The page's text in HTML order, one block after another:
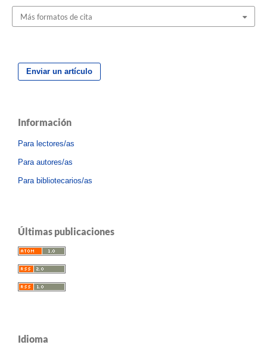
Más formatos de cita
Enviar un artículo
Información
Para lectores/as
Para autores/as
Para bibliotecarios/as
Últimas publicaciones
Idioma